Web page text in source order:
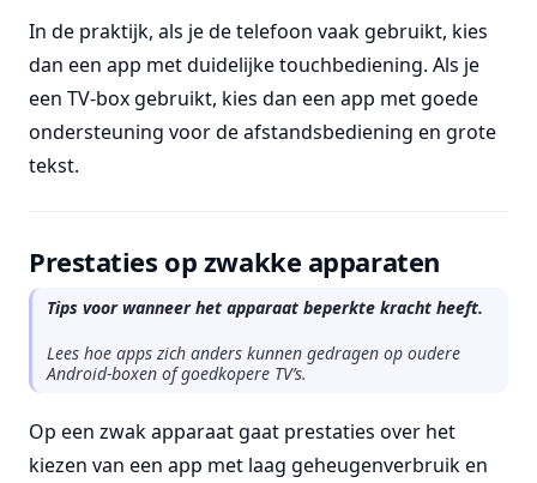
In de praktijk, als je de telefoon vaak gebruikt, kies
dan een app met duidelijke touchbediening. Als je
een TV-box gebruikt, kies dan een app met goede
ondersteuning voor de afstandsbediening en grote
tekst.
Prestaties op zwakke apparaten
Tips voor wanneer het apparaat beperkte kracht heeft.
Lees hoe apps zich anders kunnen gedragen op oudere
Android-boxen of goedkopere TV’s.
Op een zwak apparaat gaat prestaties over het
kiezen van een app met laag geheugenverbruik en